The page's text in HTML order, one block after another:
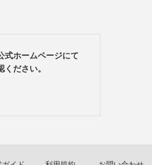
式ホームページにて
ださい。